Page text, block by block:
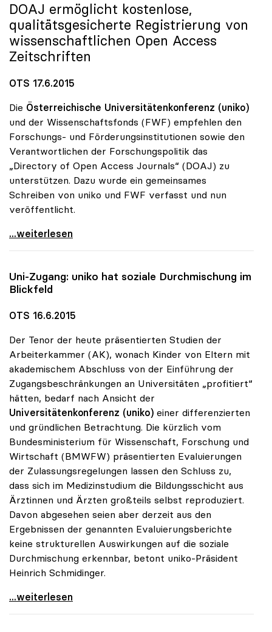
DOAJ ermöglicht kostenlose,
qualitätsgesicherte Registrierung von
wissenschaftlichen Open Access
Zeitschriften
OTS 17.6.2015
Die Österreichische Universitätenkonferenz (uniko)
und der Wissenschaftsfonds (FWF) empfehlen den
Forschungs- und Förderungsinstitutionen sowie den
Verantwortlichen der Forschungspolitik das
„Directory of Open Access Journals“ (DOAJ) zu
unterstützen. Dazu wurde ein gemeinsames
Schreiben von uniko und FWF verfasst und nun
veröffentlicht.
uniko und FWF empfehlen Unterstützung des
...weiterlesen
Uni-Zugang: uniko hat soziale Durchmischung im
Blickfeld
OTS 16.6.2015
Der Tenor der heute präsentierten Studien der
Arbeiterkammer (AK), wonach Kinder von Eltern mit
akademischem Abschluss von der Einführung der
Zugangsbeschränkungen an Universitäten „profitiert“
hätten, bedarf nach Ansicht der
Universitätenkonferenz (uniko) einer differenzierten
und gründlichen Betrachtung. Die kürzlich vom
Bundesministerium für Wissenschaft, Forschung und
Wirtschaft (BMWFW) präsentierten Evaluierungen
der Zulassungsregelungen lassen den Schluss zu,
dass sich im Medizinstudium die Bildungsschicht aus
Ärztinnen und Ärzten großteils selbst reproduziert.
Davon abgesehen seien aber derzeit aus den
Ergebnissen der genannten Evaluierungsberichte
keine strukturellen Auswirkungen auf die soziale
Durchmischung erkennbar, betont uniko-Präsident
Heinrich Schmidinger.
Uni-Zugang: uniko hat soziale Durchmischung im
...weiterlesen